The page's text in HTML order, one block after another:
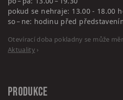
pokud se nehraje: 13.00 - 18.00
so – ne: hodinu před
Otevírací doba pokladny se může
Aktuality›
PRODUKCE